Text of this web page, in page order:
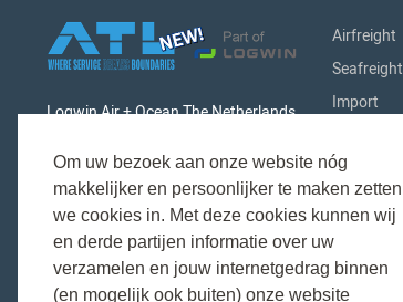
Om uw bezoek aan onze website nóg
makkelijker en persoonlijker te maken zetten
we cookies in. Met deze cookies kunnen wij
en derde partijen informatie over uw
verzamelen en jouw internetgedrag binnen
(en mogelijk ook buiten) onze website
Logwin Air + Ocean The Netherlands
Singaporestraat 9-11 - Airport
Business Park
1175 RA Schiphol (Lijnden)
The Netherlands
Airfreight
Seafreight
Import
Customs
About us
Contact